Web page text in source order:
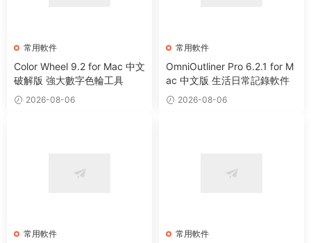
常用軟件
Color Wheel 9.2 for Mac 中文
破解版 強大數字色輪工具
2026-08-06
常用軟件
OmniOutliner Pro 6.2.1 for M
ac 中文版 生活日常記錄軟件
2026-08-06
常用軟件 常用軟件